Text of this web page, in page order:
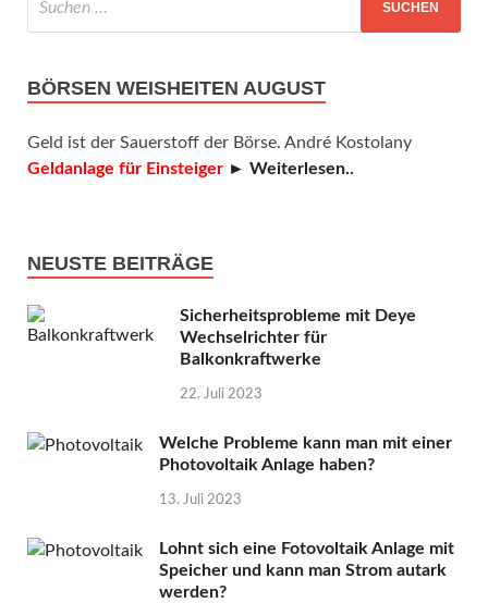
BÖRSEN WEISHEITEN AUGUST
Geld ist der Sauerstoff der Börse. André Kostolany
Geldanlage für Einsteiger ► Weiterlesen..
NEUSTE BEITRÄGE
Sicherheitsprobleme mit Deye
Wechselrichter für
Balkonkraftwerke
22. Juli 2023
Welche Probleme kann man mit einer
Photovoltaik Anlage haben?
13. Juli 2023
Lohnt sich eine Fotovoltaik Anlage mit
Speicher und kann man Strom autark
werden?